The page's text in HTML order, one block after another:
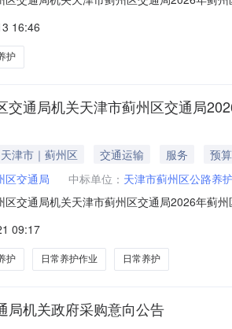
公路、区县级公路、乡村公路日常养护项目
级
16:46
护
交通局机关天津市蓟州区交通局
天津市｜蓟州区 交通运输 服务
预
区交通局 中标单位： 天津市蓟州区公路养
区交通局机关天津市蓟州区交通局2026年蓟
明：2026年蓟州区管辖范围内公路设施进行
地袱油饰粉刷、护栏
09:17
护 日常养护作业 日常养护
局机关政府采购意向公告